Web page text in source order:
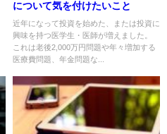
について気を付けたいこと
近年になって投資を始めた、または投資に
興味を持つ医学生・医師が増えました。
これは老後2,000万円問題や年々増加する
医療費問題、年金問題な...